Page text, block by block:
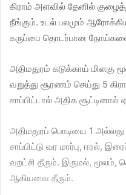
கிராம் அளவில் தேனில்
நீங்கும். உடல் பலமும்
கருப்பை தொடர்பான நோய்களை
அதிமதுரம் கடுக்காய் மிளகு
வறுத்து சூரணம் செய்து 5
சாப்பிட்டால் அதிக சூட்டினால்
அதிமதுரப் பொடியை 1 அல்லது
சாப்பிட்டு வர மார்பு,
வறட்சி தீரும். இருமல், மூலம்,
ஆகியவை தீரும்.